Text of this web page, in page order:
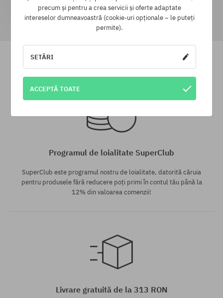
mărime universală mărime universală
Căciulă Patagonia Snowdrifter
225,90 LEI
Căciulă Patagonia Fishermans
130,90 LEI
Programul de loialitate SuperClub
SuperClub este programul nostru de loialitate, datorită căruia
pentru produsele fără reducere poți primi în contul tău până la
12% din valoarea comenzii!
Livrare gratuită de la 313 RON
precum și pentru a crea servicii și oferte adaptate
intereselor dumneavoastră (cookie-uri opționale – le puteți
permite).
SETĂRI
ACCEPTĂ TOATE